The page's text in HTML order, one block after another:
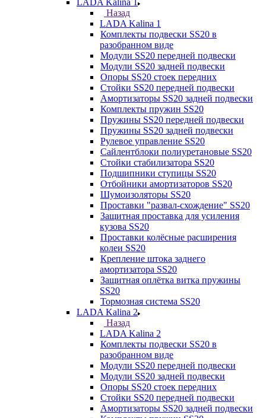
LADA Kalina 1
Назад
LADA Kalina 1
Комплекты подвески SS20 в
разобранном виде
Модули SS20 передней подвески
Модули SS20 задней подвески
Опоры SS20 стоек передних
Стойки SS20 передней подвески
Амортизаторы SS20 задней подвески
Комплекты пружин SS20
Пружины SS20 передней подвески
Пружины SS20 задней подвески
Рулевое управление SS20
Сайлентблоки полиуретановые SS20
Стойки стабилизатора SS20
Подшипники ступицы SS20
Отбойники амортизаторов SS20
Шумоизоляторы SS20
Проставки "развал-схождение" SS20
Защитная проставка для усиления
кузова SS20
Проставки колёсные расширения
колеи SS20
Крепление штока заднего
амортизатора SS20
Защитная оплётка витка пружины
SS20
Тормозная система SS20
LADA Kalina 2
Назад
LADA Kalina 2
Комплекты подвески SS20 в
разобранном виде
Модули SS20 передней подвески
Модули SS20 задней подвески
Опоры SS20 стоек передних
Стойки SS20 передней подвески
Амортизаторы SS20 задней подвески